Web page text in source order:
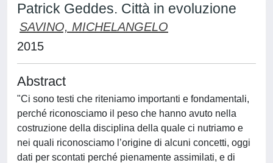
Patrick Geddes. Città in evoluzione
SAVINO, MICHELANGELO
2015
Abstract
"Ci sono testi che riteniamo importanti e fondamentali,
perché riconosciamo il peso che hanno avuto nella
costruzione della disciplina della quale ci nutriamo e
nei quali riconosciamo l’origine di alcuni concetti, oggi
dati per scontati perché pienamente assimilati, e di